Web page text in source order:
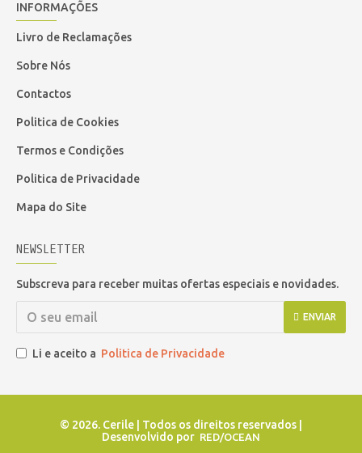
INFORMAÇÕES
Livro de Reclamações
Sobre Nós
Contactos
Politica de Cookies
Termos e Condições
Politica de Privacidade
Mapa do Site
NEWSLETTER
Subscreva para receber muitas ofertas especiais e novidades.
ENVIAR
Li e aceito a Politica de Privacidade
© 2026. Cerile | Todos os direitos reservados |
Desenvolvido por RED/OCEAN